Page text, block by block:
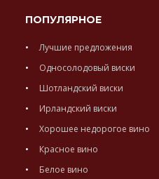
ПОПУЛЯРНОЕ
Лучшие предложения
Односолодовый виски
Шотландский виски
Ирландский виски
Хорошее недорогое вино
Красное вино
Белое вино